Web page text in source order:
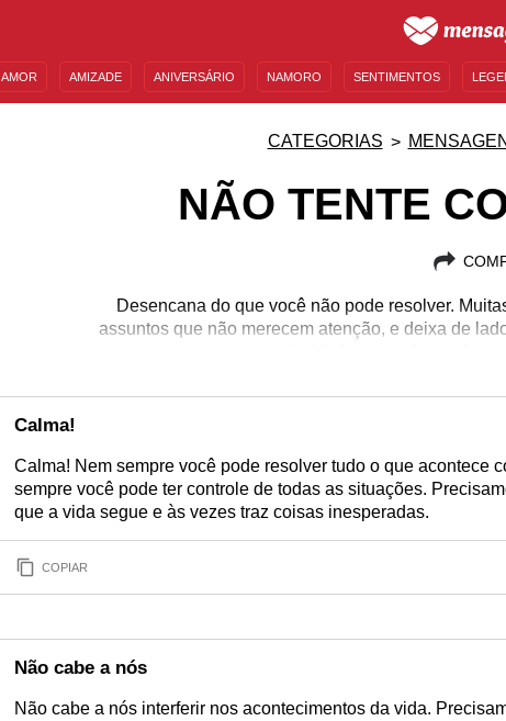
AMOR AMIZADE ANIVERSÁRIO NAMORO SENTIMENTOS
CATEGORIAS
NÃO TENTE
Desencana do que você não pode resolver.
assuntos que não merecem atenção, e deixa de
prioridades e mude sua
Calma!
Calma! Nem sempre você pode resolver tudo o que acontece
sempre você pode ter controle de todas as situações.
que a vida segue e às vezes traz coisas inesperadas.
COPIAR
Não cabe a nós
Não cabe a nós interferir nos acontecimentos da vida.